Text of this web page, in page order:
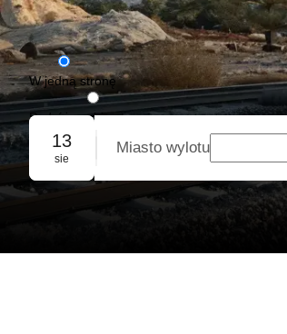
W jedną stronę
Podróż w obie strony
Rezerwacja grupowa
13
sie
Miasto wylotu